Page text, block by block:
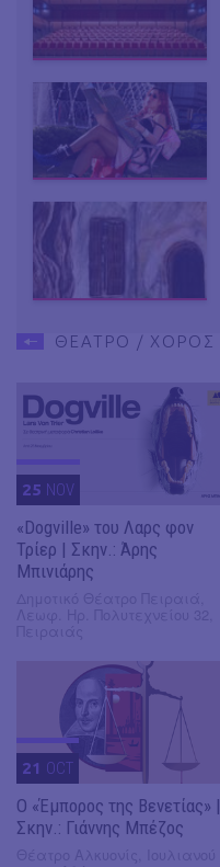
ΘΕΑΤΡΟ / ΧΟΡΟΣ
25 NOV
«Dogville» του Λαρς φον
Τρίερ | Σκην.: Άρης
Μπινιάρης
21 OCT
Ο «Έμπορος της Βενετίας» |
Σκην.: Γιάννης Μπέζος